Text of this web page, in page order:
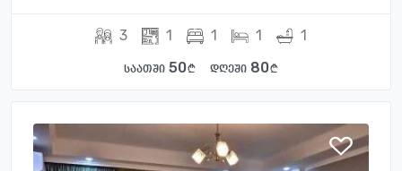
3 1 1 1 1
საათში 50 დღეში 80